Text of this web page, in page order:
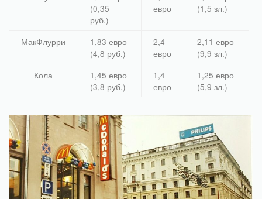
(0,35
руб.)
евро
(1,5 зл.)
МакФлурри
1,83 евро
(4,8 руб.)
2,4
евро
2,11 евро
(9,9 зл.)
Кола
1,45 евро
(3,8 руб.)
1,4
евро
1,25 евро
(5,9 зл.)